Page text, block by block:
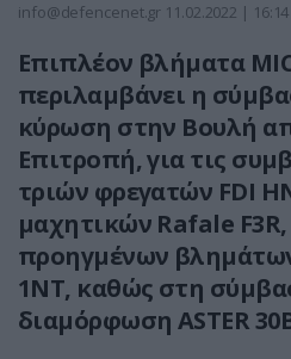
info@defencenet.gr 11.02.2022 | 16:14
Επιπλέον βλήματα
περιλαμβάνει η
κύρωση στην Βουλή
Επιτροπή, για τις
τριών φρεγατών FDI
μαχητικών Rafale
προηγμένων βλημάτων
1NT, καθώς στη
διαμόρφωση ASTER